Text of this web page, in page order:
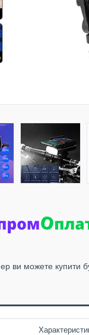
ви можете купити